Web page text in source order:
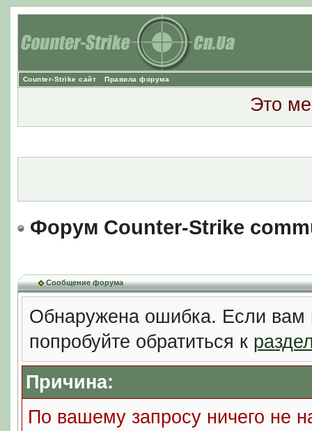
Counter-Strike сайт Правила форума
Это
Форум Counter-Strike
Сообщение форума
Обнаружена ошибка. Если вам
попробуйте обратиться к
Причина:
По вашему запросу ничего не